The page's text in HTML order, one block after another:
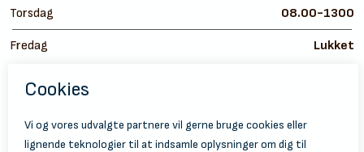
Torsdag 08.00-1300
Fredag Lukket